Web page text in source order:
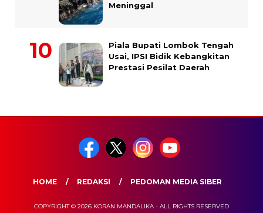
Meninggal
Piala Bupati Lombok Tengah
Usai, IPSI Bidik Kebangkitan
Prestasi Pesilat Daerah
HOME REDAKSI PEDOMAN MEDIA SIBER
COPYRIGHT © 2026 KORAN MANDALIKA - ALL RIGHTS RESERVED